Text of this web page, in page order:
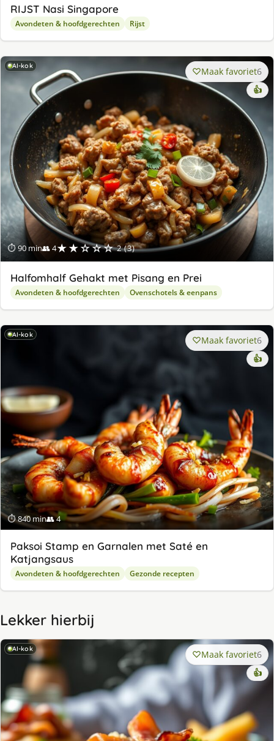
RIJST Nasi Singapore
Avondeten & hoofdgerechten Rijst
AI-kok
⏱ 90 min👥 4★★☆☆☆ 2 (3)
Maak favoriet6
👍
Halfomhalf Gehakt met Pisang en Prei
Avondeten & hoofdgerechten Ovenschotels & eenpans
AI-kok
⏱ 840 min👥 4
Maak favoriet6
👍
Paksoi Stamp en Garnalen met Saté en
Katjangsaus
Avondeten & hoofdgerechten Gezonde recepten
Lekker hierbij
AI-kok Maak favoriet6
👍